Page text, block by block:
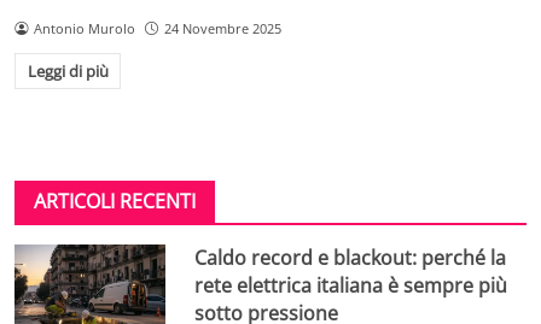
Antonio Murolo 24 Novembre 2025
Leggi di più
ARTICOLI RECENTI
Caldo record e blackout: perché la
rete elettrica italiana è sempre più
sotto pressione